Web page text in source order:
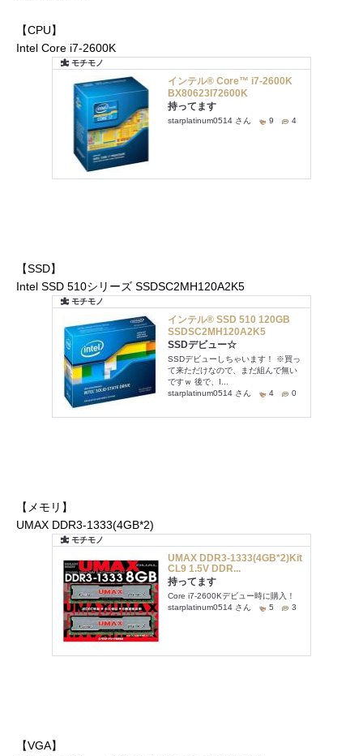
【CPU】
Intel Core i7-2600K
【SSD】
Intel SSD 510シリーズ SSDSC2MH120A2K5
【メモリ】
UMAX DDR3-1333(4GB*2)
【VGA】